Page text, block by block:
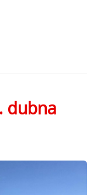
dubna